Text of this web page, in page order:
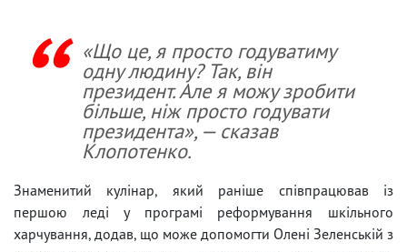
«Що це, я просто годуватиму
одну людину? Так, він
президент. Але я можу зробити
більше, ніж просто годувати
президента», — сказав
Клопотенко.
Знаменитий кулінар, який раніше співпрацював із
першою леді у програмі реформування шкільного
харчування, додав, що може допомогти Олені Зеленській з